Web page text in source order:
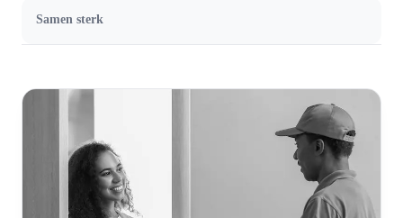
Samen sterk